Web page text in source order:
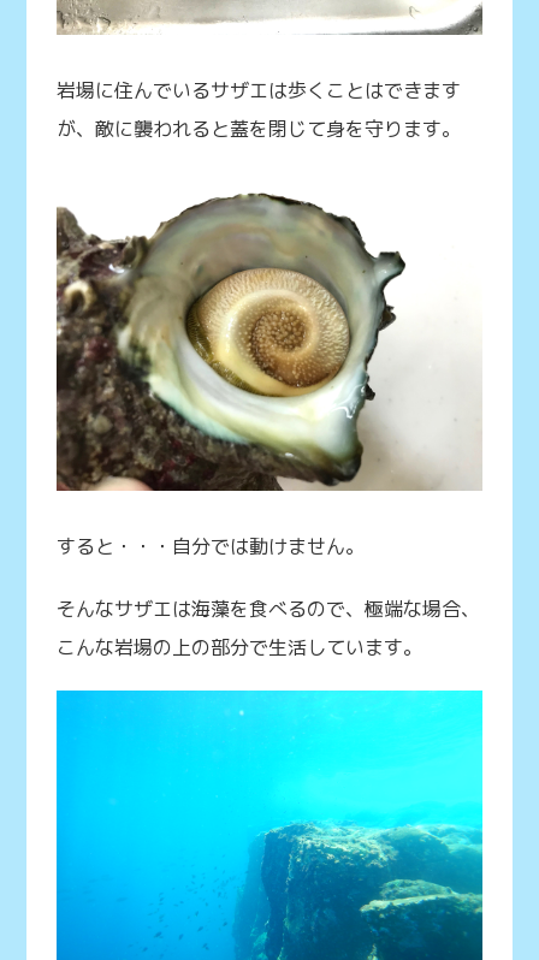
岩場に住んでいるサザエは歩くことはできます
が、敵に襲われると蓋を閉じて身を守ります。
すると・・・自分では動けません。
そんなサザエは海藻を食べるので、極端な場合、
こんな岩場の上の部分で生活しています。